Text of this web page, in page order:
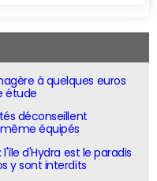
à quelques euros
étude
déconseillent
même équipés
d'Hydra est le paradis
y sont interdits